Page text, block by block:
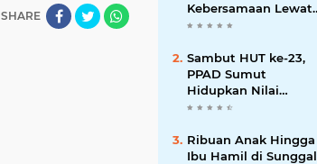
SHARE
Kebersamaan Lewat
Senam Sehat dan
Bekangdam I/BB
Sambut HUT ke-23,
PPAD Sumut
Hidupkan Nilai
Pahlawan di TMP
Ribuan Anak Hingga
Ibu Hamil di Sunggal